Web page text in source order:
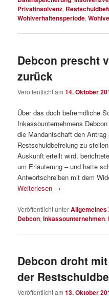
Privatinsolvenz,
Wohlverhaltensperiode,
Debcon prescht
zurück
Veröffentlicht am14. Oktober
Über das doch befremdliche
Inkassounternehmens
die Mandantschaft den Antrag
Restschuldbefreiung zu
Auskunft erteilt wird,
um Erläuterung – und hatte
Antwortschreiben mit dem
Weiterlesen →
Veröffentlicht unter
Debcon,Inkassounternehmen,
Debcon droht
der
Veröffentlicht am13. Oktober